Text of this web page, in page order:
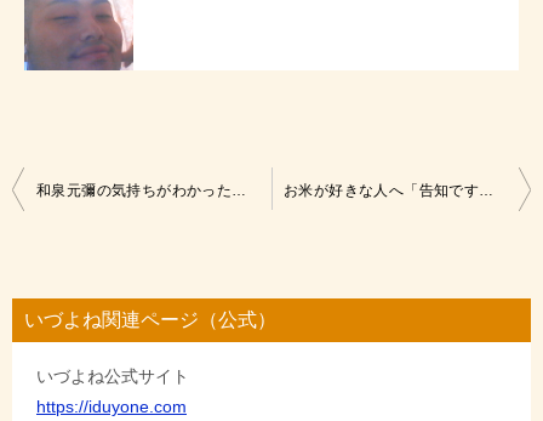
投
ビ
ゲ
和泉元彌の気持ちがわかった日。 お米が好きな人へ「告知ですぅ」
いづよね関連ページ（公式）
いづよね公式サイト
https://iduyone.com